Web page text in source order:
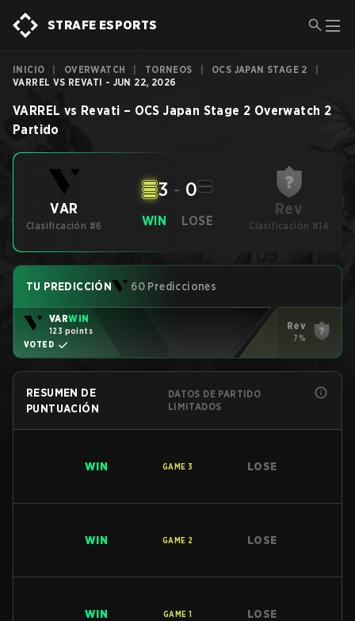
STRAFE ESPORTS
INICIO OVERWATCH TORNEOS OCS JAPAN STAGE 2
VARREL VS REVATI - JUN 22, 2026
VARREL vs Revati – OCS Japan Stage 2 Overwatch 2
Partido
VAR
Clasificación #6 WIN
3 - 0
LOSE
Rev
Clasificación #14
TU PREDICCIÓN 60 Predicciones
VARWIN
123 points
VOTED
Rev
7%
RESUMEN DE
PUNTUACIÓN
DATOS DE PARTIDO
LIMITADOS
WIN GAME 3 LOSE
WIN GAME 2 LOSE
WIN GAME 1 LOSE